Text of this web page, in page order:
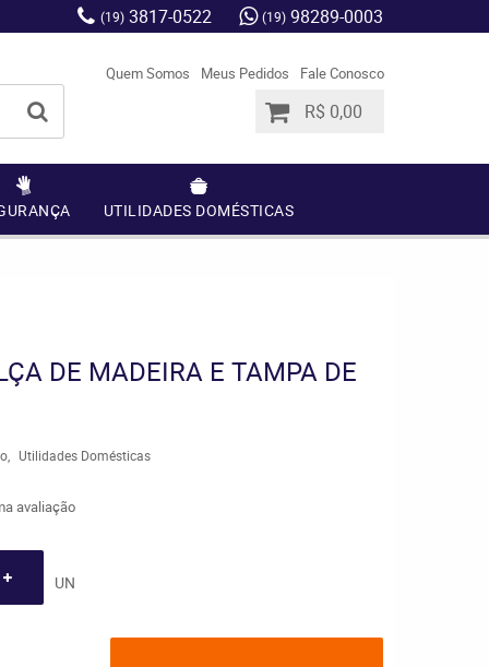
(19) 3817-0522 (19) 98289-0003
Quem Somos Meus Pedidos Fale Conosco
R$ 0,00
UTILIDADES DOMÉSTICAS
DE MADEIRA E TAMPA DE
Utilidades Domésticas
avaliação
UN